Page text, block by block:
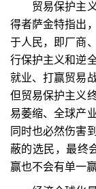
贸易保护主义
得者萨金特指出
于人民，即厂商
行保护主义和逆
就业、打赢贸易
但贸易保护主义
易萎缩、全球产
同时也必然伤害
蔽的选民，最终
赢也不会有单一